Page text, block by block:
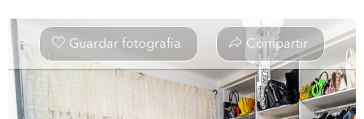
Guardar fotografia Compartir